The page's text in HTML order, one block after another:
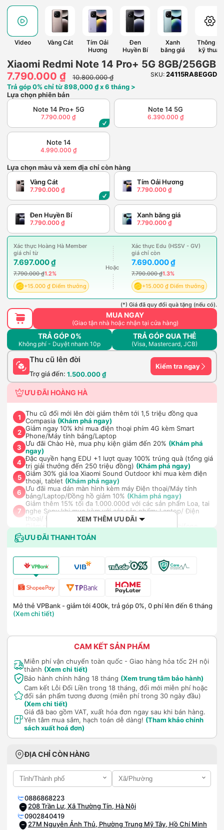
Video Vàng Cát
Tím Oải
Hương
Đen
Huyền Bí
Xanh
băng giá
Thông số
kỹ thuật
Xiaomi Redmi Note 14 Pro+ 5G 8GB/256GB
7.790.000 ₫
10.800.000 ₫ SKU: 24115RA8EGGD
Trả góp 0% chỉ từ 898,000 ₫ x 6 tháng >
Lựa chọn phiên bản
Note 14 Pro+ 5G
7.790.000 ₫
Note 14 5G
6.390.000 ₫
Note 14
4.990.000 ₫
Lựa chọn màu và xem địa chỉ còn hàng
Vàng Cát
7.790.000 ₫
Tím Oải Hương
7.790.000 ₫
Đen Huyền Bí
7.790.000 ₫
Xanh băng giá
7.790.000 ₫
Xác thực Hoàng Hà Member
giá chỉ từ
7.697.000 ₫
7.790.000 ₫1.2%
+15.000 ₫ Điểm thưởng
Hoặc
Xác thực Edu (HSSV - GV)
giá chỉ còn
7.690.000 ₫
7.790.000 ₫1.3%
+15.000 ₫ Điểm thưởng
(*) Giá đã quy đổi quà tặng (nếu có).
MUA NGAY
(Giao tận nhà hoặc nhận tại cửa hàng)
TRẢ GÓP 0%
Không phí - Duyệt nhanh 10p
TRẢ GÓP QUA THẺ
(Visa, Mastercard, JCB)
Thu cũ lên đời
Trợ giá đến: 1.500.000 ₫
Kiểm tra ngay
ƯU ĐÃI HOÀNG HÀ
1
Thu cũ đổi mới lên đời giảm thêm tới 1,5 triệu đồng qua
Compasia (Khám phá ngay)
2 Giảm ngay 10% khi mua điện thoại phím 4G kèm Smart
Phone/Máy tính bảng/Laptop
3
Ưu đãi Chào Hè, mua phụ kiện giảm đến 20% (Khám phá
ngay)
4 Đặc quyền hạng EDU +1 lượt quay 100% trúng quà (tổng giá
trị giải thưởng đến 250 triệu đồng) (Khám phá ngay)
5 Giảm 30% giá loa Xiaomi Sound Outdoor khi mua kèm điện
thoại, tablet (Khám phá ngay)
6
Ưu đãi mua dán màn hình kèm máy Điện thoại/Máy tính
bảng/Laptop/Đồng hồ giảm 10% (Khám phá ngay)
7
Giảm thêm 15% tối đa 1.000.000đ với các sản phẩm Loa, tai
nghe Sony khi mua kèm với các sản phẩm: Laptop/ Điện
thoại/ Đồng hồ thông minh(Khám phá ngay)
8
Giảm ngay 50.000đ khi mua gói cước di động Mobifone,
Vnsky lên tới 6GB data/ngày - Trải nghiệm 5G chỉ 99k/tháng
(Khám phá ngay)
Nhận báo giá tốt nhất cho khách hàng doanh nghiệp B2B
khi mua số lượng lớn
XEM THÊM ƯU ĐÃI
ƯU ĐÃI THANH TOÁN
Mở thẻ VPBank - giảm tới 400k, trả góp 0%, 0 phí lên đến 6 tháng
(Xem chi tiết)
CAM KẾT SẢN PHẨM
Miễn phí vận chuyển toàn quốc - Giao hàng hỏa tốc 2H nội
thành (Xem chi tiết)
Bảo hành chính hãng 18 tháng (Xem trung tâm bảo hành)
Cam kết Lỗi Đổi Liền trong 18 tháng, đổi mới miễn phí hoặc
đổi sản phẩm tương đương (miễn phí trong 30 ngày đầu)
(Xem chi tiết)
Giá đã bao gồm VAT, xuất hóa đơn ngay sau khi bán hàng.
Yên tâm mua sắm, hạch toán dễ dàng! (Tham khảo chính
sách xuất hoá đơn)
ĐỊA CHỈ CÒN HÀNG
0886868223
208 Trần Lư, Xã Thường Tín, Hà Nội
0902840419
27M Nguyễn Ảnh Thủ, Phường Trung Mỹ Tây, Hồ Chí Minh